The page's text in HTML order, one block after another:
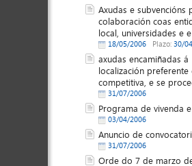
Axudas e
colaboración coas
local, universidades e
18/05/2006 Plazo: 30/
axudas encamiñadas
localización
competitiva, e se
31/07/2006
Programa de vivenda
03/04/2006
Anuncio de
31/07/2006
Orde do 7 de marzo